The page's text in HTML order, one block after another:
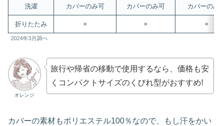
洗濯 カバーのみ可 カバーのみ可 カバーのみ
折りたたみ × × ×
2024年3月調べ
オレンジ
旅行や帰省の移動で使用するなら、価格も安
くコンパクトサイズのくびれ型がおすすめ!
カバーの素材もポリエステル100％なので、もし汗をかい